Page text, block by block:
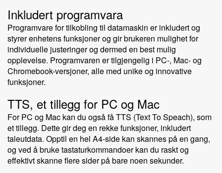
Inkludert programvara
Programvare for tilkobling til datamaskin er inkludert og
styrer enhetens funksjoner og gir brukeren mulighet for
individuelle justeringer og dermed en best mulig
opplevelse. Programvaren er tilgjengelig i PC-, Mac- og
Chromebook-versjoner, alle med unike og innovative
funksjoner.
TTS, et tillegg for PC og Mac
For PC og Mac kan du også få TTS (Text To Speach), som
et tillegg. Dette gir deg en rekke funksjoner, inkludert
taleutdata. Opptil en hel A4-side kan skannes på en gang,
og ved å bruke tastaturkommandoer kan du raskt og
effektivt skanne flere sider på bare noen sekunder.